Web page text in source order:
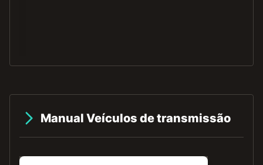
Manual Veículos de transmissão